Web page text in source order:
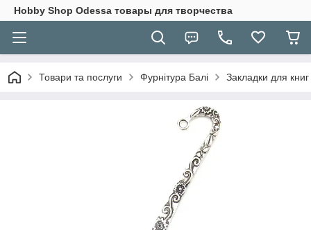
Hobbу Shop Odessa товары для творчества
Товари та послуги Фурнітура Балі Закладки для книг